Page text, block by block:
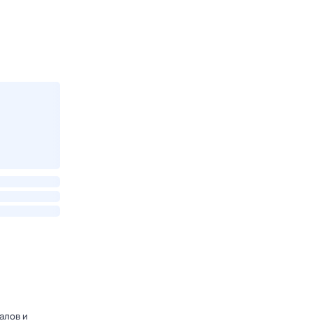
и